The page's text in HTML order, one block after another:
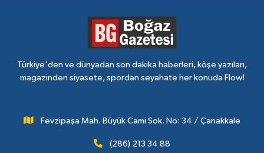
Türkiye'den ve dünyadan son dakika haberleri, köşe yazıları,
magazinden siyasete, spordan seyahate her konuda Flow!
Fevzipaşa Mah. Büyük Cami Sok. No: 34 / Çanakkale
(286) 213 34 88